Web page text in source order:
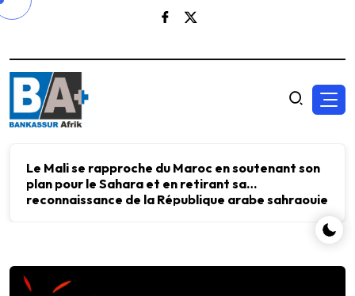
Le Mali se rapproche du Maroc en soutenant son
plan pour le Sahara et en retirant sa
reconnaissance de la République arabe sahraouie